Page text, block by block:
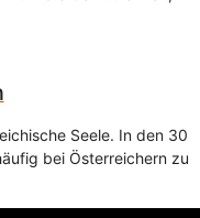
Seele. In den 30
bei Österreichern zu